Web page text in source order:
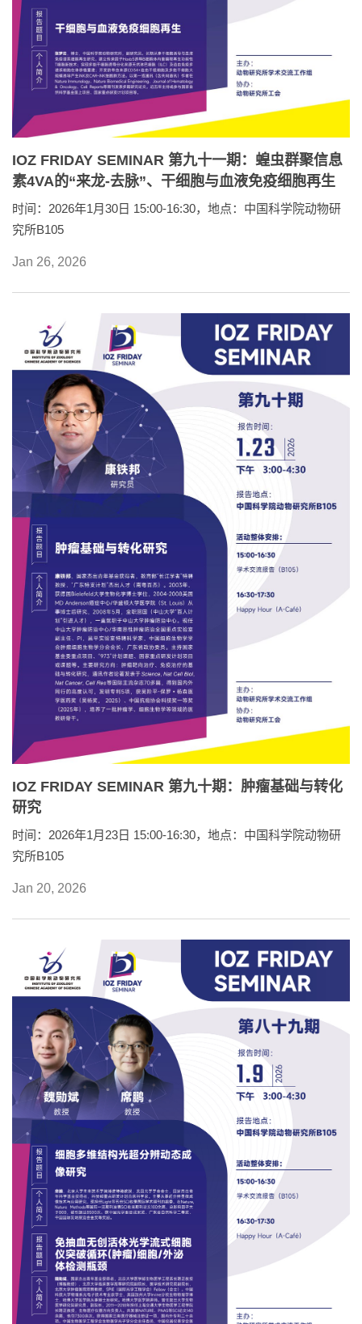
IOZ FRIDAY SEMINAR 第九十一期：蝗虫群聚信息
素4VA的“来龙-去脉”、干细胞与血液免疫细胞再生
时间：2026年1月30日 15:00-16:30，地点：中国科学院动物研
究所B105
Jan 26, 2026
IOZ FRIDAY SEMINAR 第九十期：肿瘤基础与转化
研究
时间：2026年1月23日 15:00-16:30，地点：中国科学院动物研
究所B105
Jan 20, 2026